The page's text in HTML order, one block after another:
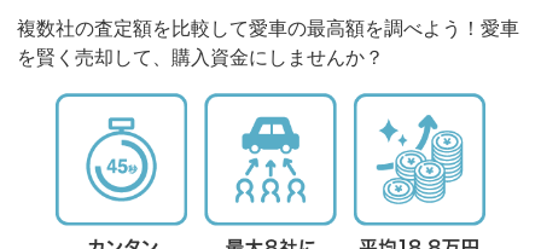
複数社の査定額を比較して愛車の最高額を調べよう！愛車
を賢く売却して、購入資金にしませんか？